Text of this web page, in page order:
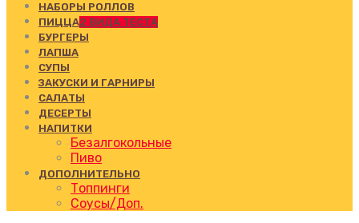
НАБОРЫ РОЛЛОВ
ПИЦЦА2 ВИДА ТЕСТА
БУРГЕРЫ
ЛАПША
СУПЫ
ЗАКУСКИ И ГАРНИРЫ
САЛАТЫ
ДЕСЕРТЫ
НАПИТКИ
Безалгокольные
Пиво
ДОПОЛНИТЕЛЬНО
Топпинги
Соусы/Доп.